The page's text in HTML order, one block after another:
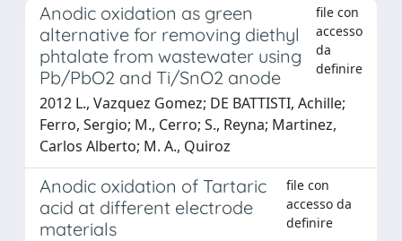
Anodic oxidation as green
alternative for removing diethyl
phtalate from wastewater using
Pb/PbO2 and Ti/SnO2 anode
file con
accesso
da
definire
2012 L., Vazquez Gomez; DE BATTISTI, Achille;
Ferro, Sergio; M., Cerro; S., Reyna; Martinez,
Carlos Alberto; M. A., Quiroz
Anodic oxidation of Tartaric
acid at different electrode
materials
file con
accesso da
definire